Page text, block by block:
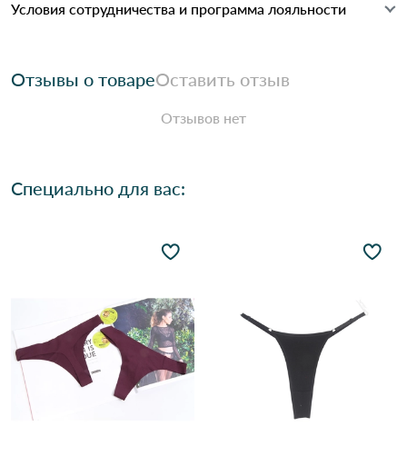
Условия сотрудничества и программа лояльности
Отзывы о товареОставить отзыв
Отзывов нет
Специально для вас: